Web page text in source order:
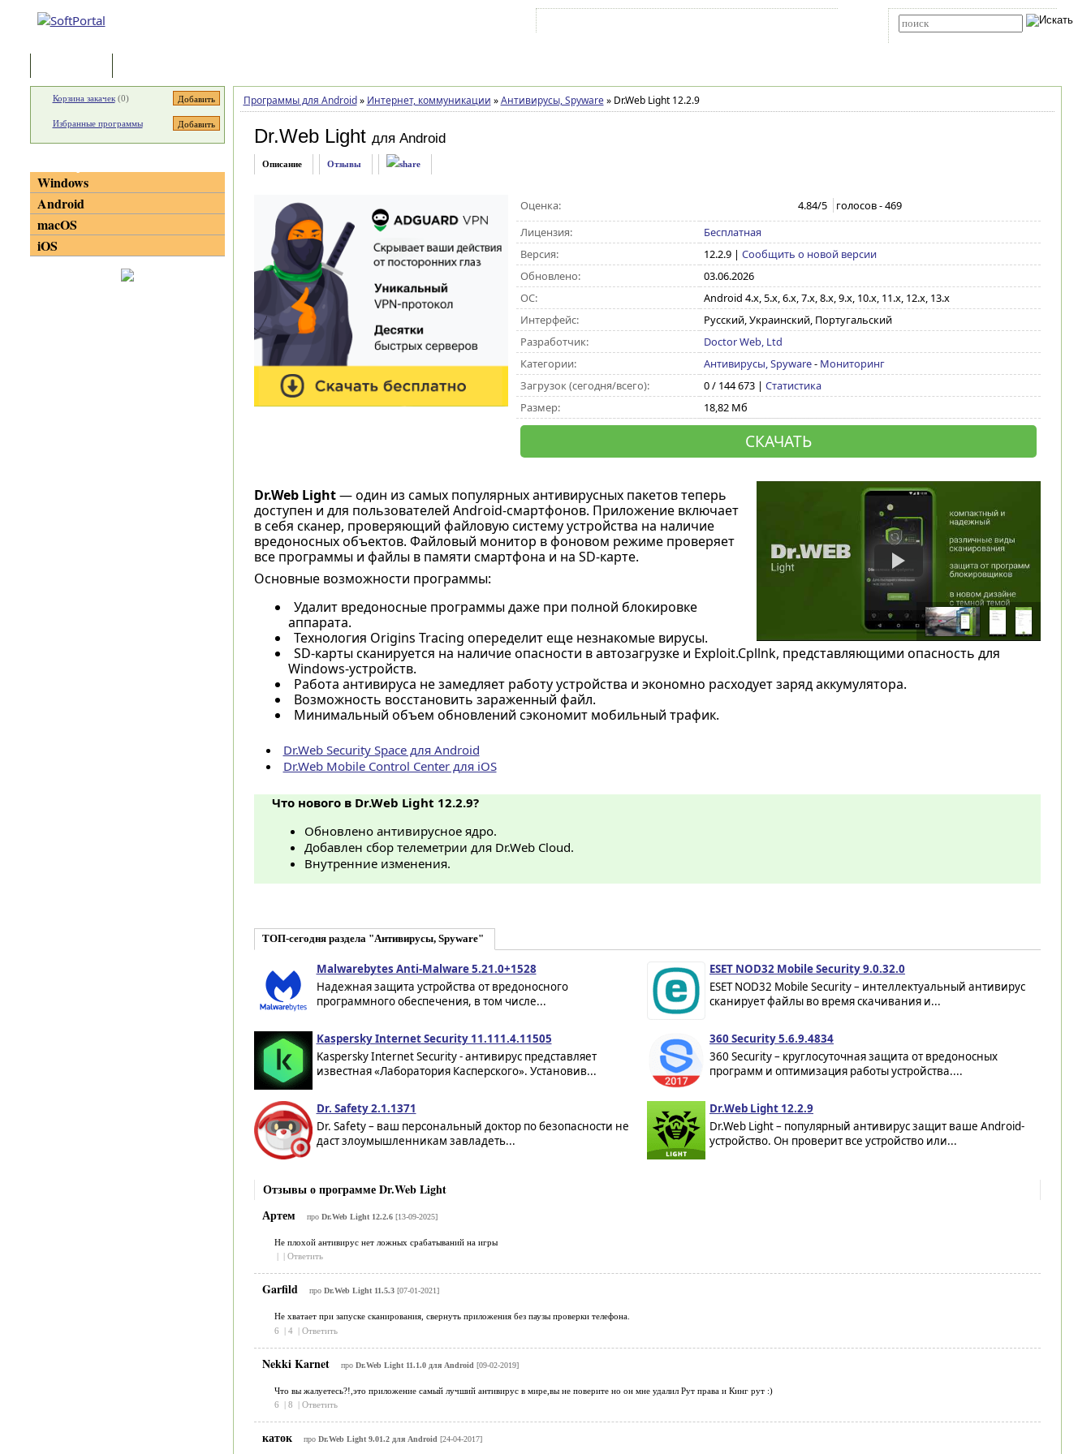
Программы для Android » Интернет, коммуникации » Антивирусы, Spyware »Dr.Web Light 12.2.9
Dr.Web Light для Android
Описание Отзывы
Оценка: 4.84/5 голосов -469
Лицензия:
Бесплатная
Версия:
12.2.9| Сообщить о новой версии
Обновлено:
03.06.2026
ОС:
Android 4.x, 5.x, 6.x, 7.x, 8.x, 9.x, 10.x, 11.x, 12.x, 13.x
Интерфейс:
Русский, Украинский, Португальский
Разработчик:
Doctor Web, Ltd
Категории:
Антивирусы, Spyware- Мониторинг
Загрузок (сегодня/всего):
0 / 144 673 | Статистика
Размер:
18,82 Мб
СКАЧАТЬ
Dr.Web Light— один из самых популярных антивирусных пакетов теперь
доступен и для пользователей Android-смартфонов. Приложение включает
в себя сканер, проверяющий файловую систему устройства на наличие
вредоносных объектов. Файловый монитор в фоновом режиме проверяет
все программы и файлы в памяти смартфона и на SD-карте.
Основные возможности программы:
Удалит вредоносные программы даже при полной блокировке
аппарата.
Технология Origins Tracing опеределит еще незнакомые вирусы.
SD-карты сканируется на наличие опасности в автозагрузке и Exploit.Cpllnk, представляющими опасность для
Windows-устройств.
Работа антивируса не замедляет работу устройства и экономно расходует заряд аккумулятора.
Возможность восстановить зараженный файл.
Минимальный объем обновлений сэкономит мобильный трафик.
Dr.Web Security Space для Android
Dr.Web Mobile Control Center для iOS
Что нового в Dr.Web Light 12.2.9?
Обновлено антивирусное ядро.
Добавлен сбор телеметрии для Dr.Web Cloud.
Внутренние изменения.
ТОП-сегодня раздела "Антивирусы, Spyware"
Malwarebytes Anti-Malware 5.21.0+1528
Надежная защита устройства от вредоносного
программного обеспечения, в том числе...
ESET NOD32 Mobile Security 9.0.32.0
ESET NOD32 Mobile Security – интеллектуальный антивирус
сканирует файлы во время скачивания и...
Kaspersky Internet Security 11.111.4.11505
Kaspersky Internet Security - антивирус представляет
известная «Лаборатория Касперского». Установив...
360 Security 5.6.9.4834
360 Security – круглосуточная защита от вредоносных
программ и оптимизация работы устройства....
Dr. Safety 2.1.1371
Dr. Safety – ваш персональный доктор по безопасности не
даст злоумышленникам завладеть...
Dr.Web Light 12.2.9
Dr.Web Light – популярный антивирус защит ваше Android-
устройство. Он проверит все устройство или...
Отзывы о программе Dr.Web Light
Артем
про Dr.Web Light 12.2.6[13-09-2025]
Не плохой антивирус нет ложных срабатываний на игры
| | Ответить
Garfild про Dr.Web Light 11.5.3[07-01-2021]
Не хватает при запуске сканирования, свернуть приложения без паузы проверки телефона.
6
| 4 | Ответить
Nekki Karnet про Dr.Web Light 11.1.0 для Android [09-02-2019]
Что вы жалуетесь?!,это приложение самый лучший антивирус в мире,вы не поверите но он мне удалил Рут права и Кинг рут :)
6
| 8 | Ответить
каток про Dr.Web Light 9.01.2 для Android [24-04-2017]
Корзина закачек(0)
Избранные программы
Windows
Android
macOS
iOS